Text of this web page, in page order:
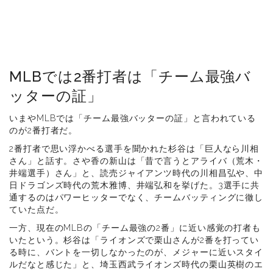
MLBでは2番打者は「チーム最強バ
ッターの証」
いまやMLBでは「チーム最強バッターの証」と言われている
のが2番打者だ。
2番打者で思い浮かべる選手を聞かれた杉谷は「巨人なら川相
さん」と話す。さや香の新山は「昔で言うとアライバ（荒木・
井端選手）さん」と、読売ジャイアンツ時代の川相昌弘や、中
日ドラゴンズ時代の荒木雅博、井端弘和を挙げた。3選手に共
通するのはパワーヒッターでなく、チームバッティングに徹し
ていた点だ。
一方、現在のMLBの「チーム最強の2番」に近い感覚の打者も
いたという。杉谷は「ライオンズで栗山さんが2番を打ってい
る時に、バントを一切しなかったのが、メジャーに近いスタイ
ルだなと感じた」と、埼玉西武ライオンズ時代の栗山英樹のエ